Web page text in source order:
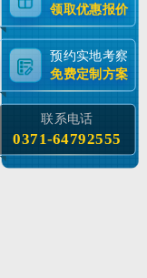
领取优惠报价
预约实地考察
免费定制方案
联系电话
0371-64792555